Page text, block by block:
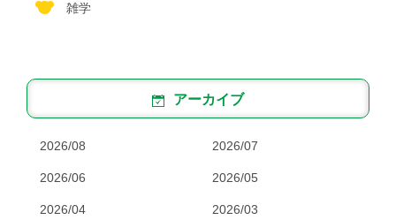
雑学
アーカイブ
2026/08 2026/07
2026/06 2026/05
2026/04 2026/03